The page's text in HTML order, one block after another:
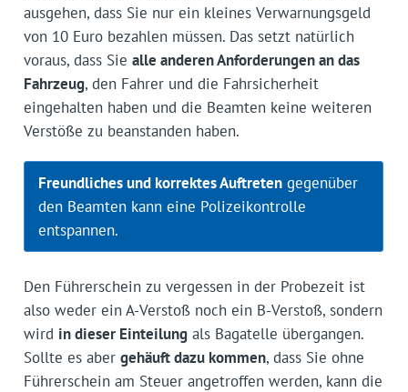
ausgehen, dass Sie nur ein kleines Verwarnungsgeld
von 10 Euro bezahlen müssen. Das setzt natürlich
voraus, dass Sie alle anderen Anforderungen an das
Fahrzeug, den Fahrer und die Fahrsicherheit
eingehalten haben und die Beamten keine weiteren
Verstöße zu beanstanden haben.
Freundliches und korrektes Auftretengegenüber
den Beamten kann eine Polizeikontrolle
entspannen.
Den Führerschein zu vergessen in der Probezeit ist
also weder ein A-Verstoß noch ein B-Verstoß, sondern
wird in dieser Einteilungals Bagatelle übergangen.
Sollte es aber gehäuft dazu kommen, dass Sie ohne
Führerschein am Steuer angetroffen werden, kann die